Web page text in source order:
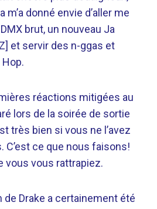
m’a donné envie d’aller me
brut, un nouveau Ja
et servir des n-ggas et
réactions mitigées au
lors de la soirée de sortie
très bien si vous ne l’avez
C’est ce que nous faisons!
vous vous rattrapiez.
de Drake a certainement été